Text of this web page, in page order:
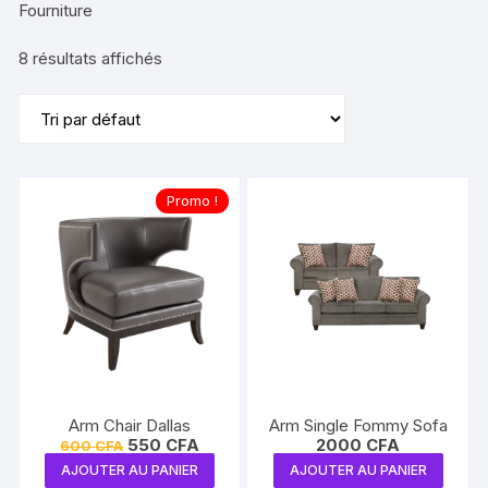
Fourniture
8 résultats affichés
Promo !
Arm Chair Dallas
600CFA Le
prix
initial
550 CFA
prix
AJOUTER AU PANIER
Arm Single Fommy Sofa
2000 CFA
AJOUTER AU PANIER